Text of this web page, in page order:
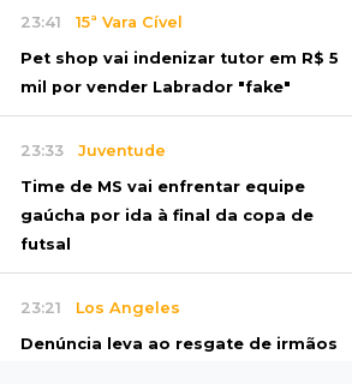
23:41 15ª Vara Cível
Pet shop vai indenizar tutor em R$ 5
mil por vender Labrador "fake"
23:33 Juventude
Time de MS vai enfrentar equipe
gaúcha por ida à final da copa de
futsal
23:21 Los Angeles
Denúncia leva ao resgate de irmãos